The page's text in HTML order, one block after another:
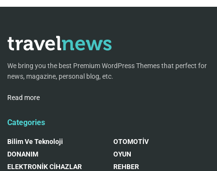
We bring you the best Premium WordPress Themes that perfect for
news, magazine, personal blog, etc.
Read more
Categories
Bilim Ve Teknoloji
DONANIM
ELEKTRONİK CİHAZLAR
OTOMOTİV
OYUN
REHBER